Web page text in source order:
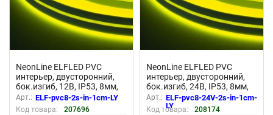
NeonLine ELFLED PVC
интерьер, двусторонний,
бок.изгиб, 12В, IP53, 8мм,
1м, крат.реза 1см, лим.-
желт
Арт.: ELF-pvc8-2s-in-1cm-LY
Код товара:
207696
NeonLine ELFLED PVC
интерьер, двусторонний,
бок.изгиб, 24В, IP53, 8мм,
1м, крат.реза 1см, лим.-
желт
Арт.: ELF-pvc8-24V-2s-in-1cm-
LY
Код товара:
208174